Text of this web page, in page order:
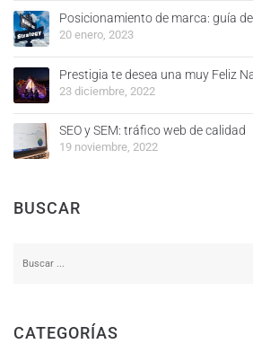
Posicionamiento de marca: guía
20 enero, 2023
Prestigia te desea una muy Feliz
23 diciembre, 2022
SEO y SEM: tráfico web de calidad
19 noviembre, 2022
BUSCAR
CATEGORÍAS